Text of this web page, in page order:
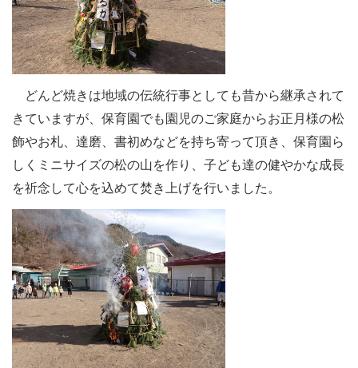
どんど焼きは地域の伝統行事としても昔から継承されて
きていますが、保育園でも園児のご家庭からお正月様の松
飾やお札、達磨、書初めなどを持ち寄って頂き、保育園ら
しくミニサイズの松の山を作り、子ども達の健やかな成長
を祈念して心を込めて焚き上げを行いました。